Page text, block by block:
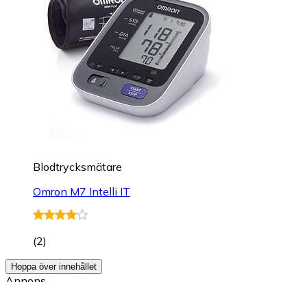
Blodtrycksmätare
Omron M7 Intelli IT
(2)
Hoppa över innehållet